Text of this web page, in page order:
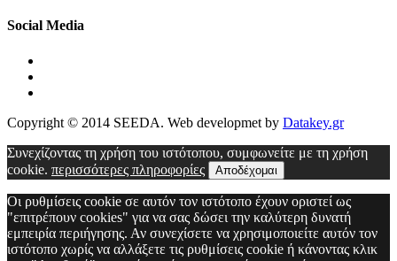
Social Media
Copyright © 2014 SEEDA. Web developmet by Datakey.gr
Συνεχίζοντας τη χρήση του ιστότοπου, συμφωνείτε με τη χρήση
cookie. περισσότερες πληροφορίες Αποδέχομαι
Οι ρυθμίσεις cookie σε αυτόν τον ιστότοπο έχουν οριστεί ως
"επιτρέπουν cookies" για να σας δώσει την καλύτερη δυνατή
εμπειρία περιήγησης. Αν συνεχίσετε να χρησιμοποιείτε αυτόν τον
ιστότοπο χωρίς να αλλάξετε τις ρυθμίσεις cookie ή κάνοντας κλικ